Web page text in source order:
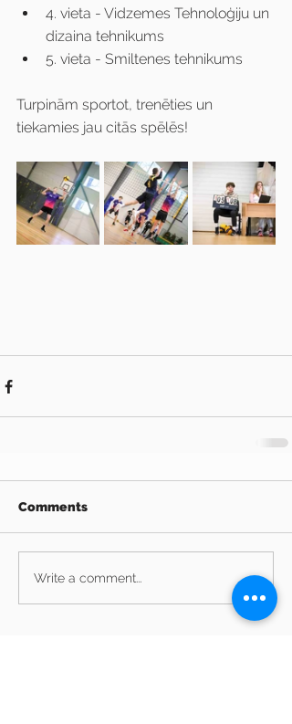
4. vieta - Vidzemes Tehnoloģiju un
dizaina tehnikums
5. vieta - Smiltenes tehnikums
Turpinām sportot, trenēties un
tiekamies jau citās spēlēs!‍️
Comments
Write a comment...